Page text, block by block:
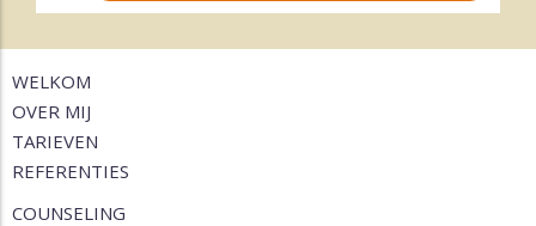
WELKOM
OVER MIJ
TARIEVEN
REFERENTIES
COUNSELING